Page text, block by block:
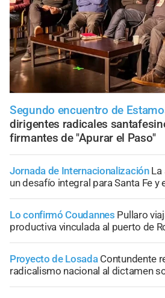
Segundo encuentro de
dirigentes radicales
firmantes de "Apurar el Paso"
Jornada de Internacionalización La
un desafío integral para Santa Fe y
Lo confirmó Coudannes Pullaro
productiva vinculada al puerto de
Proyecto de Losada Contundente
radicalismo nacional al dictamen